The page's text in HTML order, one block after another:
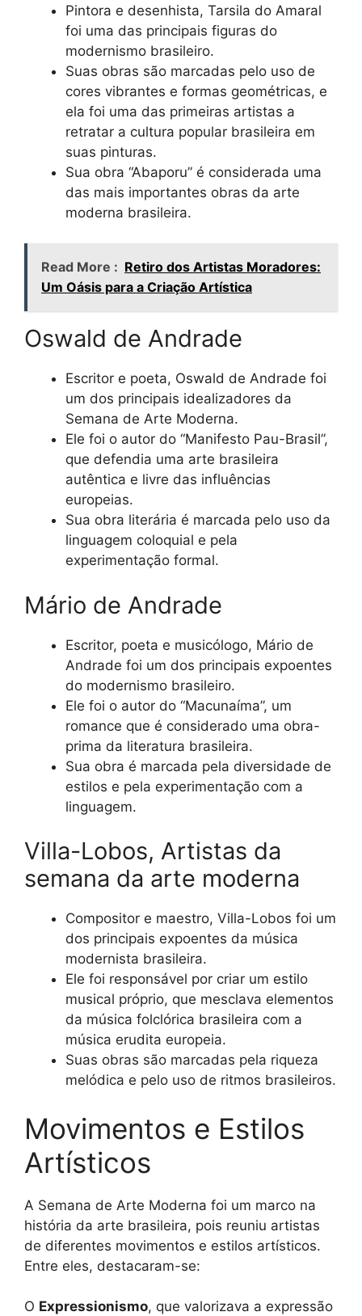
Pintora e desenhista, Tarsila do Amaral
foi uma das principais figuras do
modernismo brasileiro.
Suas obras são marcadas pelo uso de
cores vibrantes e formas geométricas, e
ela foi uma das primeiras artistas a
retratar a cultura popular brasileira em
suas pinturas.
Sua obra “Abaporu” é considerada uma
das mais importantes obras da arte
moderna brasileira.
Read More : Retiro dos Artistas Moradores:
Um Oásis para a Criação Artística
Oswald de Andrade
Escritor e poeta, Oswald de Andrade foi
um dos principais idealizadores da
Semana de Arte Moderna.
Ele foi o autor do “Manifesto Pau-Brasil”,
que defendia uma arte brasileira
autêntica e livre das influências
europeias.
Sua obra literária é marcada pelo uso da
linguagem coloquial e pela
experimentação formal.
Mário de Andrade
Escritor, poeta e musicólogo, Mário de
Andrade foi um dos principais expoentes
do modernismo brasileiro.
Ele foi o autor do “Macunaíma”, um
romance que é considerado uma obra-
prima da literatura brasileira.
Sua obra é marcada pela diversidade de
estilos e pela experimentação com a
linguagem.
Villa-Lobos, Artistas da
semana da arte moderna
Compositor e maestro, Villa-Lobos foi um
dos principais expoentes da música
modernista brasileira.
Ele foi responsável por criar um estilo
musical próprio, que mesclava elementos
da música folclórica brasileira com a
música erudita europeia.
Suas obras são marcadas pela riqueza
melódica e pelo uso de ritmos brasileiros.
Movimentos e Estilos
Artísticos
A Semana de Arte Moderna foi um marco na
história da arte brasileira, pois reuniu artistas
de diferentes movimentos e estilos artísticos.
Entre eles, destacaram-se:
O Expressionismo, que valorizava a expressão